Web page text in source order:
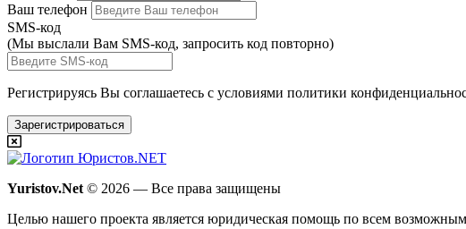
Ваш телефон
SMS-код
(Мы выслали Вам SMS-код, запросить код повторно)
Регистрируясь Вы соглашаетесь с условиями политики
Зарегистрироваться
Yuristov.Net © 2026 — Все права защищены
Целью нашего проекта является юридическая помощь по всем